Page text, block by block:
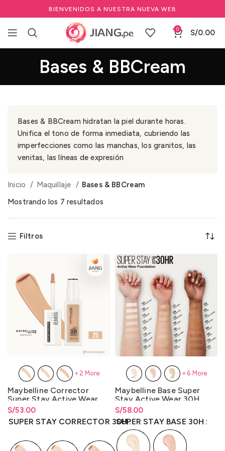
BIENVENIDOS A NUESTRA NUEVA WEB
0 S/0.00
Bases & BBCream
Bases & BBCream hidratan la piel durante horas.
Unifica el tono de forma inmediata, cubriendo las
imperfecciones como las manchas, los granitos, las
venitas, las líneas de expresión
Inicio Maquillaje
Bases & BBCream
Mostrando los 7 resultados
Filtros
Maybelline Corrector
Super Stay Active Wear
30H
S/53.00
Rango de precios: desde
S/ 53.00 hastaS/53.00
SUPER STAY CORRECTOR 30H
+2 More
Maybelline Base Super
Stay Active Wear 30H
S/58.00
Rango de precios: desde
S/58.00 hastaS/58.00
SUPER STAY BASE 30H
+6 More